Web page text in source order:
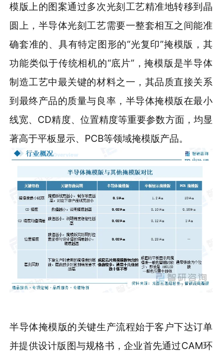
模版上的图案通过多次光刻工艺精准地转移到晶
圆上，半导体光刻工艺需要一整套相互之间能准
确套准的、具有特定图形的“光复印”掩模版，其
功能类似于传统相机的“底片”，掩模版是半导体
制造工艺中最关键的材料之一，其品质直接关系
到最终产品的质量与良率，半导体掩模版在最小
线宽、CD精度、位置精度等重要参数方面，均显
著高于平板显示、PCB等领域掩模版产品。
半导体掩模版的关键生产流程始于客户下达订单
并提供设计版图与规格书，企业首先通过CAM环